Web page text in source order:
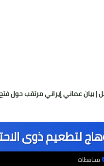
إيراني مرتقب حول فتح "ممر
لتطعيم ذوى
محافظات